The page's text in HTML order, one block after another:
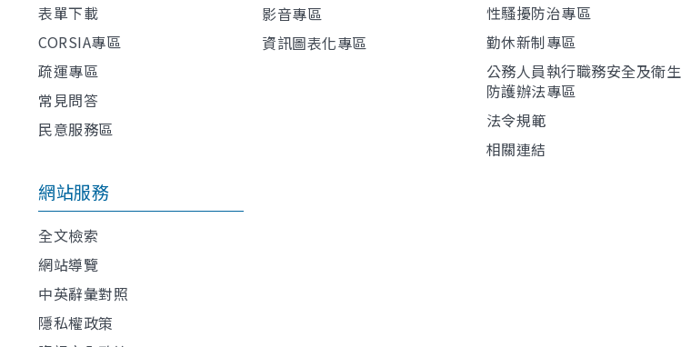
表單下載
CORSIA專區
疏運專區
常見問答
民意服務區
影音專區
資訊圖表化專區
性騷擾防治專區
勤休新制專區
公務人員執行職務安全及衛生
防護辦法專區
法令規範
相關連結
網站服務
全文檢索
網站導覽
中英辭彙對照
隱私權政策